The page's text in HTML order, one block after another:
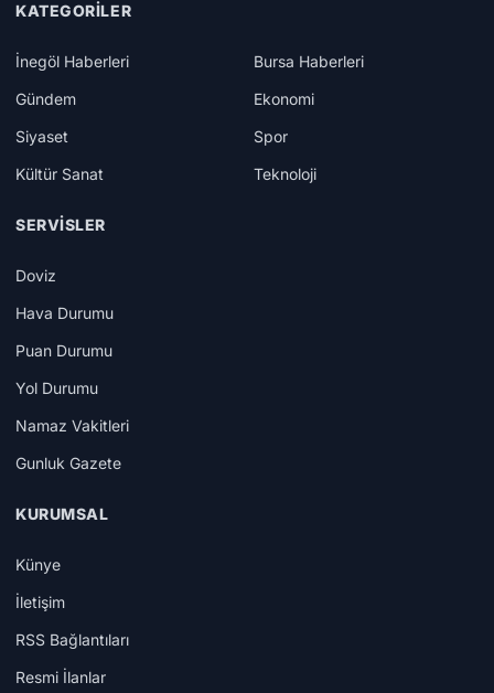
KATEGORILER
İnegöl Haberleri
Bursa Haberleri
Gündem
Ekonomi
Siyaset
Spor
Kültür Sanat
Teknoloji
SERVISLER
Doviz
Hava Durumu
Puan Durumu
Yol Durumu
Namaz Vakitleri
Gunluk Gazete
KURUMSAL
Künye
İletişim
RSS Bağlantıları
Resmi İlanlar